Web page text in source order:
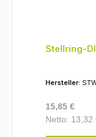
Stellring-
Hersteller:
Regulärer
15,85 €
Netto: 13,32